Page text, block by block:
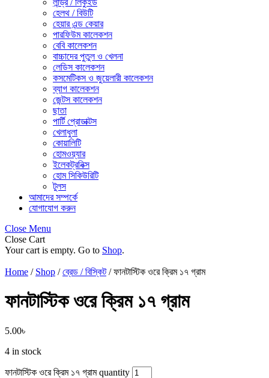
হেলথ / বিউটি
হেয়ার এন্ড কেয়ার
পারফিউম কালেকশন
বেবি কালেকশন
বাচ্চাদের পুতুল ও খেলনা
লেডিস কালেকশন
কসমেটিকস ও জুয়েলারী কালেকশন
ব্যাগ কালেকশন
জেন্টস কালেকশন
ছাতা
পার্টি প্রোডাক্টস
খেলাধুলা
কোয়ালিটি
হোমওয়্যার
ইলেকট্রনিক্স
হোম সিকিউরিটি
টুলস
আমাদের সম্পর্কে
যোগাযোগ করুন
Close Menu
Close Cart
Your cart is empty. Go to Shop.
Home / Shop /ব্রেড / বিস্কিট/ ফানটাস্টিক ওরে ক্রিম ১৭ গ্রাম
ফানটাস্টিক ওরে ক্রিম ১৭ গ্রাম
5.00৳
4 in stock
ফানটাস্টিক ওরে ক্রিম ১৭ গ্রাম quantity